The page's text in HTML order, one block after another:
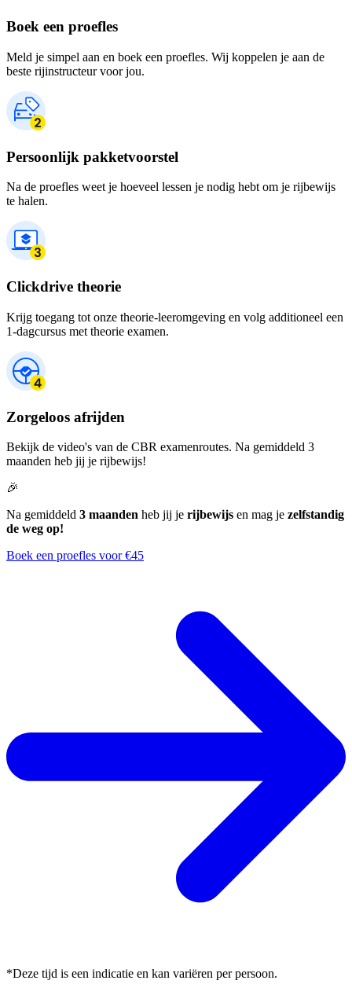
Boek een proefles
Meld je simpel aan en boek een proefles. Wij koppelen je aan de
beste rijinstructeur voor jou.
Persoonlijk pakketvoorstel
Na de proefles weet je hoeveel lessen je nodig hebt om je rijbewijs
te halen.
Clickdrive theorie
Krijg toegang tot onze theorie-leeromgeving en volg additioneel een
1-dagcursus met theorie examen.
Zorgeloos afrijden
Bekijk de video's van de CBR examenroutes. Na gemiddeld 3
maanden heb jij je rijbewijs!
🎉
Na gemiddeld 3 maanden heb jij je rijbewijs en mag je zelfstandig
de weg op!
Boek een proefles voor €45
*Deze tijd is een indicatie en kan variëren per persoon.